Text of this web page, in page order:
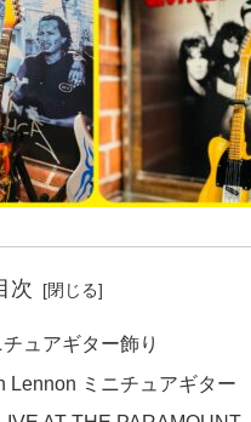
次
ュアギター飾り
Lennon ミニチュアギター